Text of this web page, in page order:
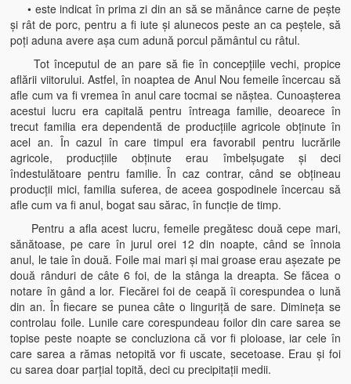
• este indicat în prima zi din an să se mănânce carne de peşte
şi rât de porc, pentru a fi iute şi alunecos peste an ca peştele, să
poţi aduna avere aşa cum adună porcul pământul cu râtul.
Tot începutul de an pare să fie în concepţiile vechi, propice
aflării viitorului. Astfel, în noaptea de Anul Nou femeile încercau să
afle cum va fi vremea în anul care tocmai se năştea. Cunoaşterea
acestui lucru era capitală pentru întreaga familie, deoarece în
trecut familia era dependentă de producţiile agricole obţinute în
acel an. În cazul în care timpul era favorabil pentru lucrările
agricole, producţiile obţinute erau îmbelşugate şi deci
îndestulătoare pentru familie. În caz contrar, când se obţineau
producţii mici, familia suferea, de aceea gospodinele încercau să
afle cum va fi anul, bogat sau sărac, în funcţie de timp.
Pentru a afla acest lucru, femeile pregătesc două cepe mari,
sănătoase, pe care în jurul orei 12 din noapte, când se înnoia
anul, le taie în două. Foile mai mari şi mai groase erau aşezate pe
două rânduri de câte 6 foi, de la stânga la dreapta. Se făcea o
notare în gând a lor. Fiecărei foi de ceapă îi corespundea o lună
din an. În fiecare se punea câte o linguriţă de sare. Dimineţa se
controlau foile. Lunile care corespundeau foilor din care sarea se
topise peste noapte se concluziona că vor fi ploioase, iar cele în
care sarea a rămas netopită vor fi uscate, secetoase. Erau şi foi
cu sarea doar parţial topită, deci cu precipitaţii medii.